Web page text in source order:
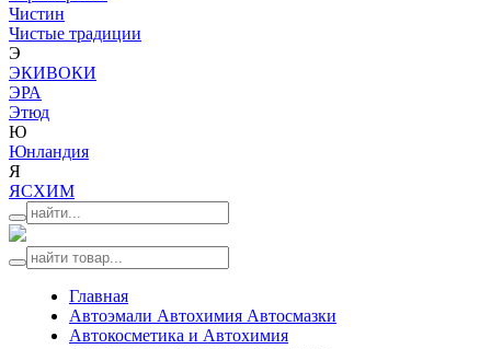
Чистин
Чистые традиции
Э
ЭКИВОКИ
ЭРА
Этюд
Ю
Юнландия
Я
ЯСХИМ
Главная
Автоэмали Автохимия Автосмазки
Автокосметика и Автохимия